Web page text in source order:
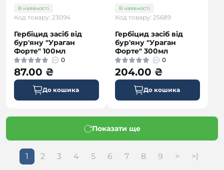
В наявності
Код товару: 23094
Гербіцид засіб від
бур'яну "Ураган
Форте" 100мл
0
87.00 ₴
До кошика
В наявності
Код товару: 25689
Гербіцид засіб від
бур'яну "Ураган
Форте" 300мл
0
204.00 ₴
До кошика
Показати ще
1 2 3 4 5 6 7 8 9 > >|